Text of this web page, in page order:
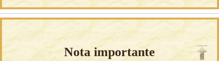
Nota importante